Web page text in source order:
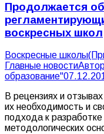
Продолжается
воскресных школ
Воскресные
Главные новости
образование"
В рецензиях и
их необходимость и
подхода к
методологических